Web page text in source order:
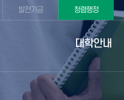
발전기금 청렴행정
대학안내